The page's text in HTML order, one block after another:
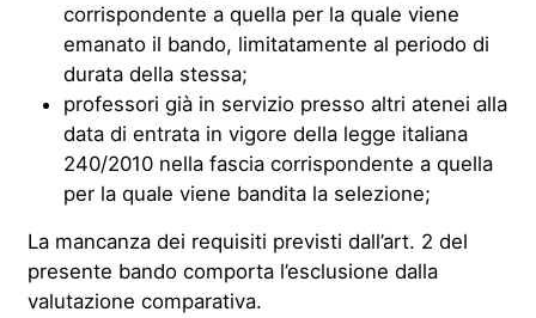
corrispondente a quella per la quale viene
emanato il bando, limitatamente al periodo di
durata della stessa;
professori già in servizio presso altri atenei alla
data di entrata in vigore della legge italiana
240/2010 nella fascia corrispondente a quella
per la quale viene bandita la selezione;
La mancanza dei requisiti previsti dall’art. 2 del
presente bando comporta l’esclusione dalla
valutazione comparativa.